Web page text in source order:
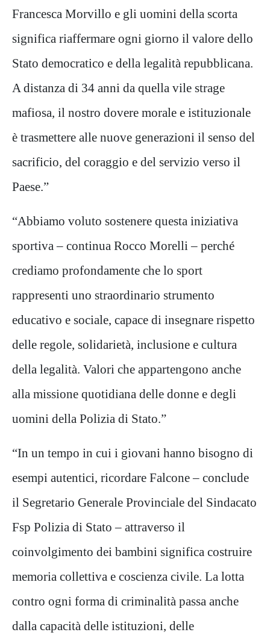
Francesca Morvillo e gli uomini della scorta
significa riaffermare ogni giorno il valore dello
Stato democratico e della legalità repubblicana.
A distanza di 34 anni da quella vile strage
mafiosa, il nostro dovere morale e istituzionale
è trasmettere alle nuove generazioni il senso del
sacrificio, del coraggio e del servizio verso il
Paese.”
“Abbiamo voluto sostenere questa iniziativa
sportiva – continua Rocco Morelli – perché
crediamo profondamente che lo sport
rappresenti uno straordinario strumento
educativo e sociale, capace di insegnare rispetto
delle regole, solidarietà, inclusione e cultura
della legalità. Valori che appartengono anche
alla missione quotidiana delle donne e degli
uomini della Polizia di Stato.”
“In un tempo in cui i giovani hanno bisogno di
esempi autentici, ricordare Falcone – conclude
il Segretario Generale Provinciale del Sindacato
Fsp Polizia di Stato – attraverso il
coinvolgimento dei bambini significa costruire
memoria collettiva e coscienza civile. La lotta
contro ogni forma di criminalità passa anche
dalla capacità delle istituzioni, delle